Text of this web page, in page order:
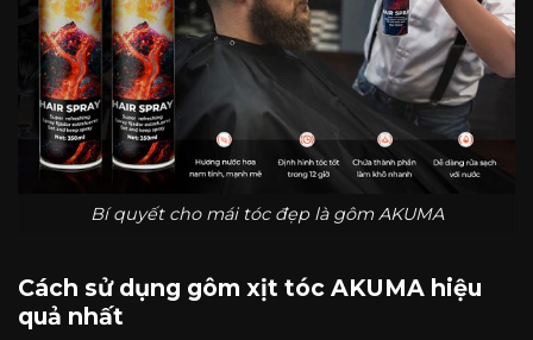
Bí quyết cho mái tóc đẹp là gôm AKUMA
Cách sử dụng gôm xịt tóc AKUMA hiệu
quả nhất